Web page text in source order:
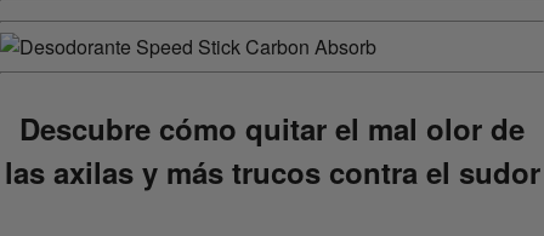
Descubre cómo quitar el mal olor de
las axilas y más trucos contra el sudor